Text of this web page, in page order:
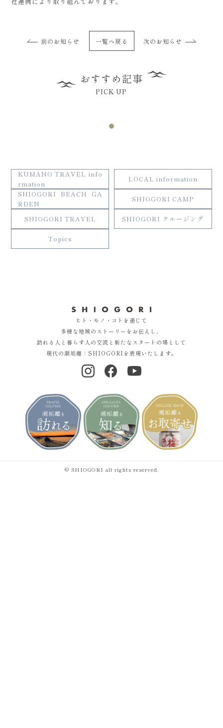
前のお知らせ 一覧へ戻る 次のお知らせ
おすすめ記事
PICK UP
KUMANO TRAVEL info
rmation
LOCAL information
SHIOGORI BEACH GA
RDEN
SHIOGORI CAMP
SHIOGORI TRAVEL SHIOGORI クルージング
Topics
ヒト・モノ・コトを通じて
多様な地域のストーリーをお伝えし、
訪れる人と暮らす人の交流と新たなスタートの場として
現代の潮垢離：SHIOGORIを表現いたします。
© SHIOGORI all rights reserved.